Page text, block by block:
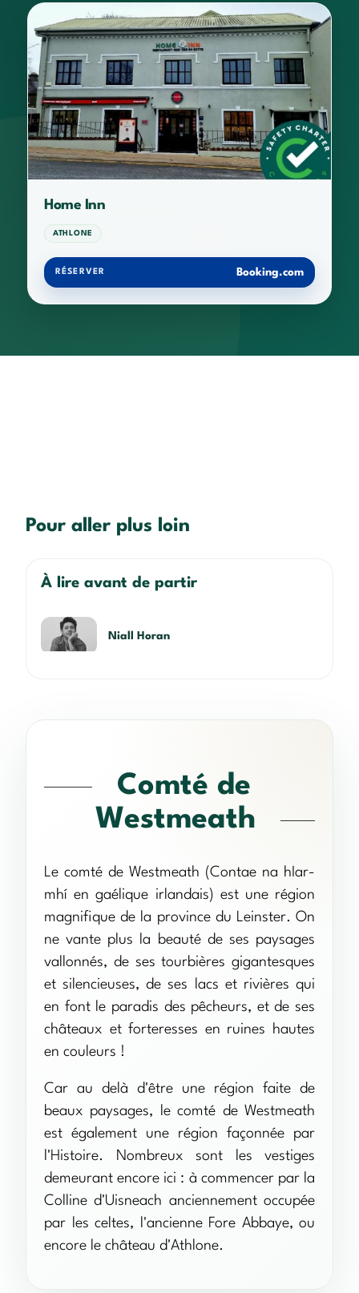
Home Inn
ATHLONE
RÉSERVER Booking.com
Pour aller plus loin
À lire avant de partir
Niall Horan
Comté de
Westmeath
Le comté de Westmeath (Contae na hIar-
mhí en gaélique irlandais) est une région
magnifique de la province du Leinster. On
ne vante plus la beauté de ses paysages
vallonnés, de ses tourbières gigantesques
et silencieuses, de ses lacs et rivières qui
en font le paradis des pêcheurs, et de ses
châteaux et forteresses en ruines hautes
en couleurs !
Car au delà d'être une région faite de
beaux paysages, le comté de Westmeath
est également une région façonnée par
l'Histoire. Nombreux sont les vestiges
demeurant encore ici : à commencer par la
Colline d'Uisneach anciennement occupée
par les celtes, l'ancienne Fore Abbaye, ou
encore le château d'Athlone.